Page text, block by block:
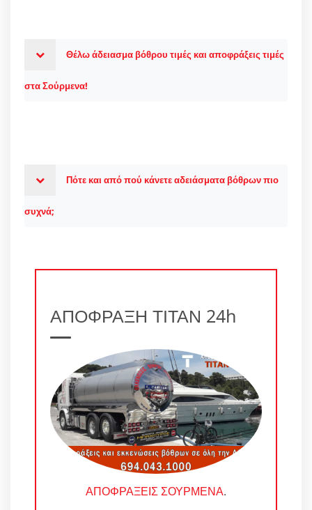
Θέλω άδειασμα βόθρου τιμές και αποφράξεις τιμές
στα Σούρμενα!
Πότε και από πού κάνετε αδειάσματα βόθρων πιο
συχνά;
ΑΠΟΦΡΑΞΗ ΤΙΤΑΝ 24h
ΑΠΟΦΡΑΞΕΙΣ ΣΟΥΡΜΕΝΑ.